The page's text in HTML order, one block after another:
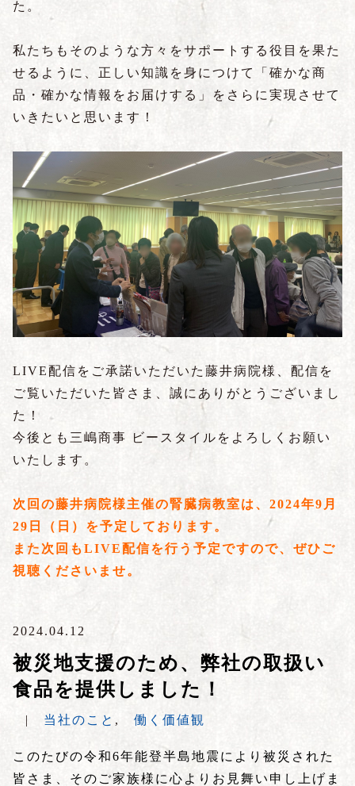
た。
私たちもそのような方々をサポートする役目を果た
せるように、正しい知識を身につけて「確かな商
品・確かな情報をお届けする」をさらに実現させて
いきたいと思います！
LIVE配信をご承諾いただいた藤井病院様、配信を
ご覧いただいた皆さま、誠にありがとうございまし
た！
今後とも三嶋商事 ビースタイルをよろしくお願い
いたします。
次回の藤井病院様主催の腎臓病教室は、2024年9月
29日（日）を予定しております。
また次回もLIVE配信を行う予定ですので、ぜひご
視聴くださいませ。
2024.04.12
被災地支援のため、弊社の取扱い
食品を提供しました！
| 当社のこと , 働く価値観
このたびの令和6年能登半島地震により被災された
皆さま、そのご家族様に心よりお見舞い申し上げま